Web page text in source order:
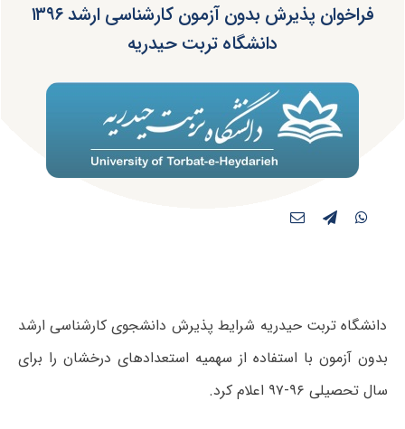
فراخوان پذیرش بدون آزمون کارشناسی ارشد ۱۳۹۶
دانشگاه تربت حیدریه
دانشگاه تربت حیدریه شرایط پذیرش دانشجوی کارشناسی ارشد
بدون آزمون با استفاده از سهمیه استعدادهای درخشان را برای
سال تحصیلی ۹۶-۹۷ اعلام کرد.